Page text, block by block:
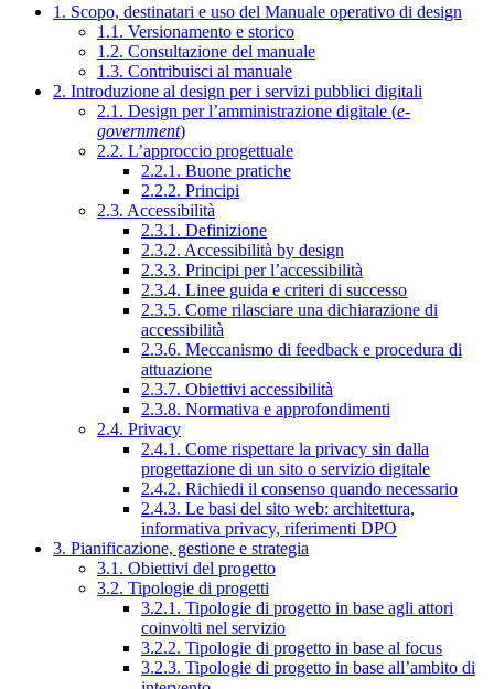
1. Scopo, destinatari e uso del Manuale operativo di design
1.1. Versionamento e storico
1.2. Consultazione del manuale
1.3. Contribuisci al manuale
2. Introduzione al design per i servizi pubblici digitali
2.1. Design per l’amministrazione digitale (e-
government)
2.2. L’approccio progettuale
2.2.1. Buone pratiche
2.2.2. Principi
2.3. Accessibilità
2.3.1. Definizione
2.3.2. Accessibilità by design
2.3.3. Principi per l’accessibilità
2.3.4. Linee guida e criteri di successo
2.3.5. Come rilasciare una dichiarazione di
accessibilità
2.3.6. Meccanismo di feedback e procedura di
attuazione
2.3.7. Obiettivi accessibilità
2.3.8. Normativa e approfondimenti
2.4. Privacy
2.4.1. Come rispettare la privacy sin dalla
progettazione di un sito o servizio digitale
2.4.2. Richiedi il consenso quando necessario
2.4.3. Le basi del sito web: architettura,
informativa privacy, riferimenti DPO
3. Pianificazione, gestione e strategia
3.1. Obiettivi del progetto
3.2. Tipologie di progetti
3.2.1. Tipologie di progetto in base agli attori
coinvolti nel servizio
3.2.2. Tipologie di progetto in base al focus
3.2.3. Tipologie di progetto in base all’ambito di